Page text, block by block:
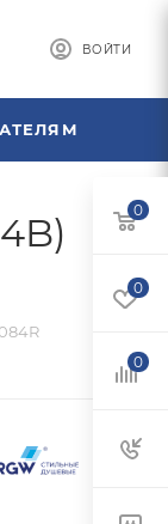
ВОЙТИ
0
0
0